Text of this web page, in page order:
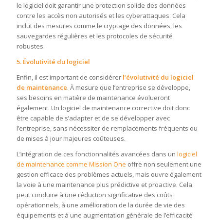
le logiciel doit garantir une protection solide des données
contre les accès non autorisés et les cyberattaques. Cela
inclut des mesures comme le cryptage des données, les
sauvegardes régulières et les protocoles de sécurité
robustes.
5. Évolutivité du logiciel
Enfin, il est important de considérer l’évolutivité du logiciel
de maintenance. À mesure que l’entreprise se développe,
ses besoins en matière de maintenance évolueront
également. Un logiciel de maintenance corrective doit donc
être capable de s’adapter et de se développer avec
l’entreprise, sans nécessiter de remplacements fréquents ou
de mises à jour majeures coûteuses.
L’intégration de ces fonctionnalités avancées dans un logiciel
de maintenance comme Mission One offre non seulement une
gestion efficace des problèmes actuels, mais ouvre également
la voie à une maintenance plus prédictive et proactive. Cela
peut conduire à une réduction significative des coûts
opérationnels, à une amélioration de la durée de vie des
équipements et à une augmentation générale de l’efficacité